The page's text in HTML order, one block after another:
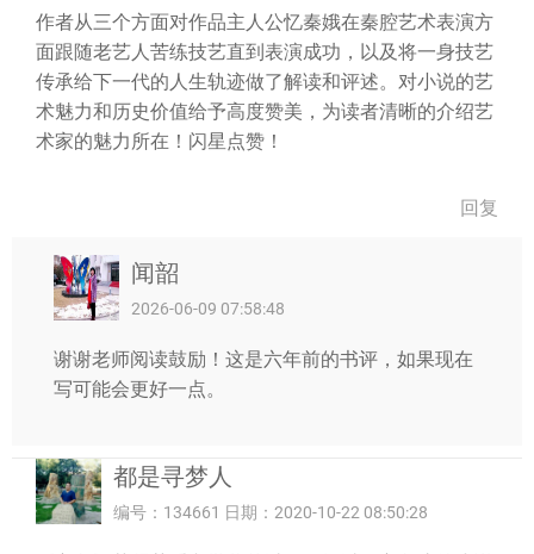
作者从三个方面对作品主人公忆秦娥在秦腔艺术表演方
面跟随老艺人苦练技艺直到表演成功，以及将一身技艺
传承给下一代的人生轨迹做了解读和评述。对小说的艺
术魅力和历史价值给予高度赞美，为读者清晰的介绍艺
术家的魅力所在！闪星点赞！
回复
闻韶
2026-06-09 07:58:48
谢谢老师阅读鼓励！这是六年前的书评，如果现在
写可能会更好一点。
都是寻梦人
编号：134661 日期：2020-10-22 08:50:28